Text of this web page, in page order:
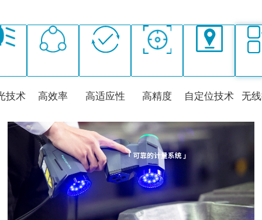
技术 高效率 高适应性 高精度 自定位技术 无